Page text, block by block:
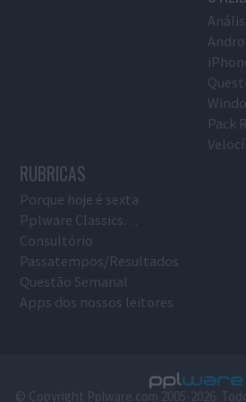
Pack
RUBRICAS
Porque hoje é sexta
Pplware Classics…
Consultório
Passatempos/Resultados
Questão Semanal
Apps dos nossos leitores
© Copyright Pplware.com 2005-2026.